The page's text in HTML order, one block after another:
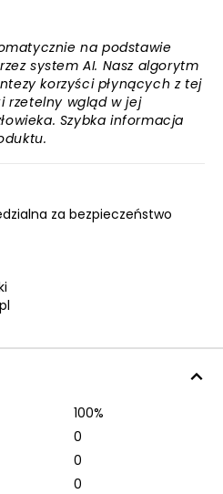
na podstawie
system AI. Nasz algorytm
korzyści płynących z tej
rzetelny wgląd w jej
Szybka informacja
za bezpieczeństwo
100%
0
0
0